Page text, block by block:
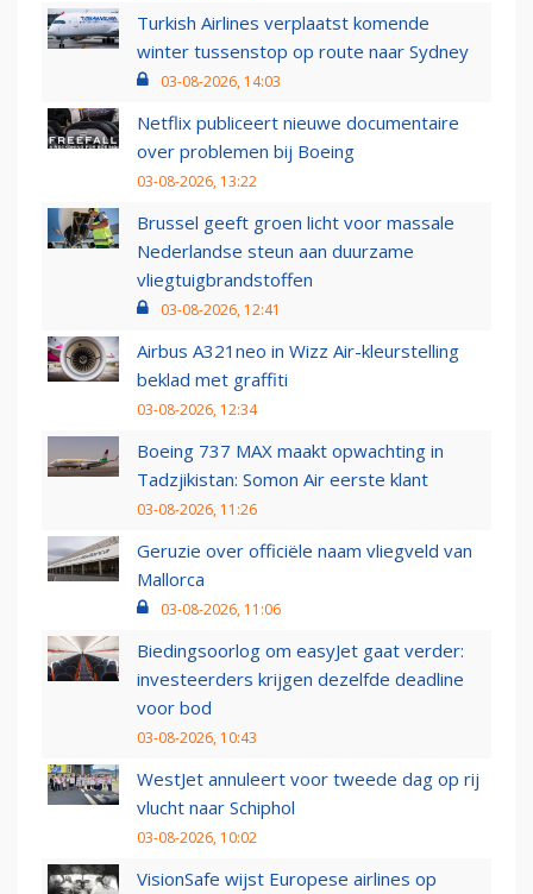
Turkish Airlines verplaatst komende
winter tussenstop op route naar Sydney
03-08-2026, 14:03
Netflix publiceert nieuwe documentaire
over problemen bij Boeing
03-08-2026, 13:22
Brussel geeft groen licht voor massale
Nederlandse steun aan duurzame
vliegtuigbrandstoffen
03-08-2026, 12:41
Airbus A321neo in Wizz Air-kleurstelling
beklad met graffiti
03-08-2026, 12:34
Boeing 737 MAX maakt opwachting in
Tadzjikistan: Somon Air eerste klant
03-08-2026, 11:26
Geruzie over officiële naam vliegveld van
Mallorca
03-08-2026, 11:06
Biedingsoorlog om easyJet gaat verder:
investeerders krijgen dezelfde deadline
voor bod
03-08-2026, 10:43
WestJet annuleert voor tweede dag op rij
vlucht naar Schiphol
03-08-2026, 10:02
VisionSafe wijst Europese airlines op